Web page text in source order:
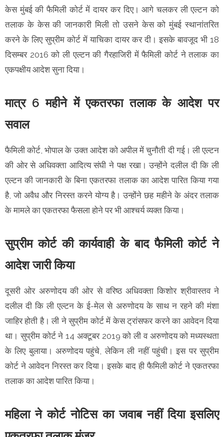
केस मुंबई की फैमिली कोर्ट में दायर कर दिए। आगे चलकर ली एल्टन को
तलाक के केस की जानकारी मिली तो उसने केस को मुंबई स्थानांतरित
करने के लिए सुप्रीम कोर्ट में याचिका दायर कर दी। इसके बावजूद भी 18
दिसम्बर 2016 को ली एल्टन की गैरहाजिरी में फैमिली कोर्ट ने तलाक का
एकपक्षीय आदेश सुना दिया।
मात्र 6 महीने में एकतरफा तलाक के आदेश पर
सवाल
फैमिली कोर्ट, भोपाल के उक्त आदेश को अपील में चुनौती दी गई। ली एल्टन
की ओर से अधिवक्ता आदित्य संघी ने पक्ष रखा। उन्होंने दलील दी कि ली
एल्टन की जानकारी के बिना एकतरफा तलाक का आदेश पारित किया गया
है, जो अवैध और निरस्त करने योग्य है। उन्होंने छह महीने के अंदर तलाक
के मामले का एकतरफा फैसला होने पर भी आश्चर्य व्यक्त किया।
सुप्रीम कोर्ट की कार्यवाही के बाद फैमिली कोर्ट ने
आदेश जारी किया
दूसरी ओर अरुणोदय की ओर से वरिष्ठ अधिवक्ता किशोर श्रीवास्तव ने
दलील दी कि ली एल्टन के ई-मेल से अरुणोदय के साथ न रहने की मंशा
जाहिर होती है। ली ने सुप्रीम कोर्ट में केस ट्रांसफर करने का आवेदन दिया
था। सुप्रीम कोर्ट ने 14 अक्टूबर 2019 को ली व अरुणोदय को मध्यस्थता
के लिए बुलाया। अरुणोदय पहुंचे, लेकिन ली नहीं पहुंची। इस पर सुप्रीम
कोर्ट ने आवेदन निरस्त कर दिया। इसके बाद ही फैमिली कोर्ट ने एकतरफा
तलाक का आदेश पारित किया।
महिला ने कोर्ट नोटिस का जवाब नहीं दिया इसलिए